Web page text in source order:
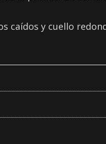
caídos y cuello